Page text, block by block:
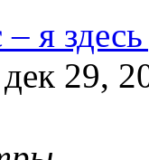
я
29,